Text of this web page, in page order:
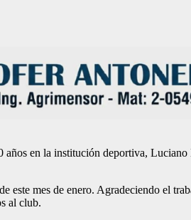
en la institución deportiva,
mes de enero. Agradeciendo el
al club.